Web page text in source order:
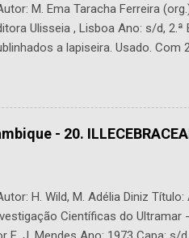
M. Ema Taracha Ferreira
Ulisseia , Lisboa Ano: s/d,
a lapiseira. Usado. Com
- 20.
H. Wild, M. Adélia Diniz
Científicas do Ultramar